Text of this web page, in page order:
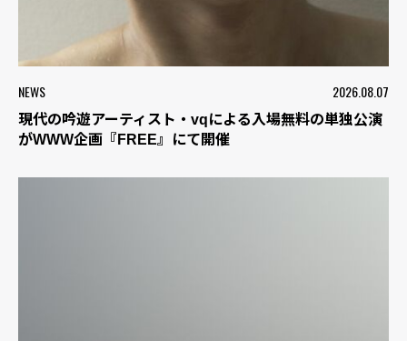
NEWS 2026.08.07
現代の吟遊アーティスト・vqによる入場無料の単独公演
がWWW企画『FREE』にて開催